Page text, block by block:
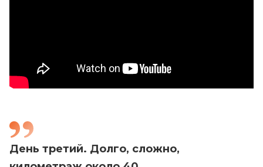
День третий. Долго, сложно,